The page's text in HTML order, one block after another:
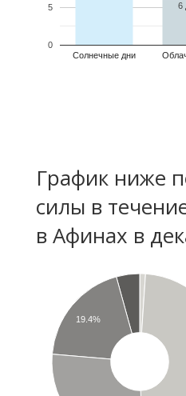
Солнечные дни
0
5 6
График ниже
силы в
в Афинах в
19.4%